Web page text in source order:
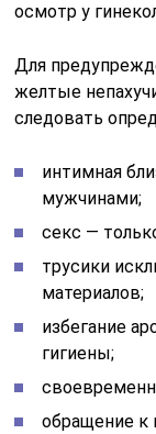
осмотр у
Для
желтые
следовать
интимная
мужчинами;
секс —
трусики
материалов;
избегание
гигиены;
обращение к